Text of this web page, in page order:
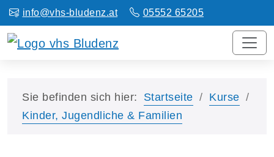
info@vhs-bludenz.at 05552 65205
Sie befinden sich hier: Startseite
Kurse
Kinder, Jugendliche & Familien